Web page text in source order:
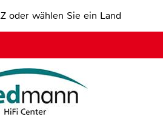
oder wählen Sie ein Land